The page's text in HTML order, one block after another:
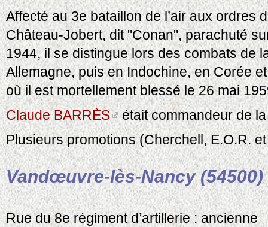
Affecté au 3e bataillon de l’air aux ordres
Château-Jobert, dit "Conan", parachuté
1944, il se distingue lors des combats de
Allemagne, puis en Indochine, en Corée
où il est mortellement blessé le 26 mai
Claude BARRÈS
était commandeur de
Plusieurs promotions (Cherchell, E.O.R.
Vandœuvre-lès-Nancy (54500)
Rue du 8e régiment d’artillerie : ancienne